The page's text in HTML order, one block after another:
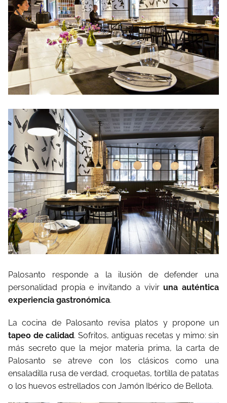
Palosanto responde a la ilusión de defender una
personalidad propia e invitando a viviruna auténtica
experiencia gastronómica.
La cocina de Palosanto revisa platos y propone un
tapeo de calidad. Sofritos, antiguas recetas y mimo: sin
más secreto que la mejor materia prima, la carta de
Palosanto se atreve con los clásicos como una
ensaladilla rusa de verdad, croquetas, tortilla de patatas
o los huevos estrellados con Jamón Ibérico de Bellota.